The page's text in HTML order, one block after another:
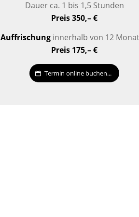
Dauer ca. 1 bis 1,5 Stunden
Preis 350,– €
Auffrischung innerhalb von 12
Preis 175,– €
Termin online buchen...